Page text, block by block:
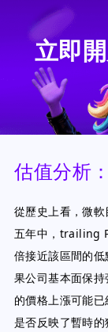
立即
估值分析
從歷史上看，微
五年中，trailing
倍接近該區間的
果公司基本面保
的價格上漲可能
是否反映了暫時的